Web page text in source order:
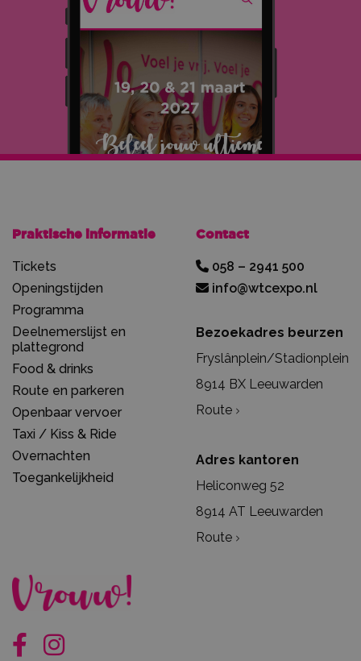
Praktische informatie
Tickets
Openingstijden
Programma
Deelnemerslijst en
plattegrond
Food & drinks
Route en parkeren
Openbaar vervoer
Taxi / Kiss & Ride
Overnachten
Toegankelijkheid
Contact
058 – 2941 500
info@wtcexpo.nl
Bezoekadres beurzen
Fryslânplein/Stadionplein
8914 BX Leeuwarden
Route
Adres kantoren
Heliconweg 52
8914 AT Leeuwarden
Route